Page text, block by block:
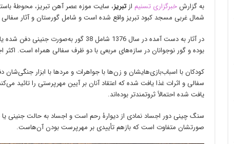
به گزارشخبرگزاری تسنیم ازتبریز، سایت موزه عصر آهن تبریز، محوطۀ
شمال غربی مسجد کبود تبریز واقع‌ شده است و شامل گورستان و آثار
در آثار به‌ دست‌ آمده در سال 1376 شامل 38
بوده و گور نوجوانان در سازه‌های مربعی با دو ظرف سفالی همراه است. اکثر
کودکان با اسباب‌بازی‌هایشان و زن‌ها با جواهرات و مردها با ابزار
سفالی و اثرات غذا یافت شده که اعتقاد آنان بر آیین مهرپرستی را تائید
یافت شده احتمالاً ثروتمندتر بوده‌اند.
سنگ چینی دور اجساد نمادی از دیوارۀ رحم است و اجساد به حالت جنینی
صورتشان متفاوت است که بازهم تأییدی بر مهرپرست بودن آن‌هاست.